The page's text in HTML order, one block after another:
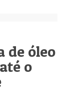
de óleo
o